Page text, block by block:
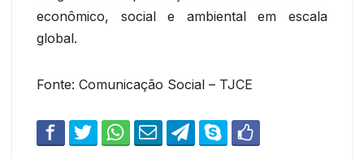
econômico, social e ambiental em escala
global.
Fonte: Comunicação Social – TJCE